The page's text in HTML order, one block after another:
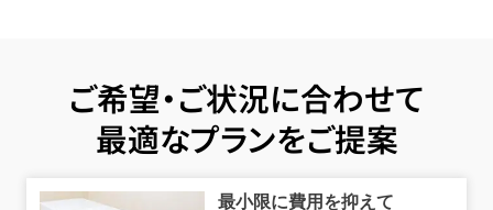
ご希望・ご状況に合わせて
最適なプランをご提案
最小限に費用を抑えて